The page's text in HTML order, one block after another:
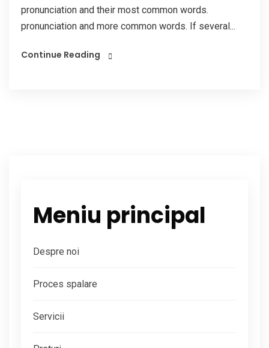
pronunciation and their most common words.
pronunciation and more common words. If several...
Continue Reading
Meniu principal
Despre noi
Proces spalare
Servicii